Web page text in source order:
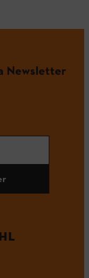
Newsletter